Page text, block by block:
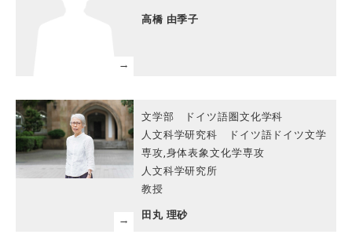
高橋 由季子
文学部 ドイツ語圏文化学科
人文科学研究科 ドイツ語ドイツ文学
専攻,身体表象文化学専攻
人文科学研究所
教授
田丸 理砂